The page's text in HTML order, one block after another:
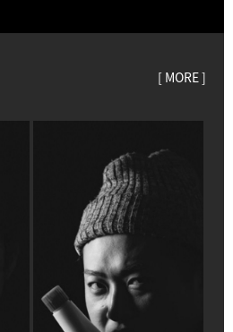
[ MORE ]